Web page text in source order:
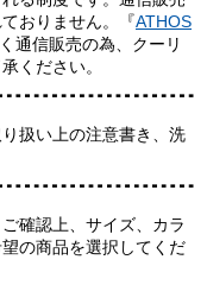
おりません。『ATHOS
通信販売の為、クーリ
ください。
扱い上の注意書き、洗
確認上、サイズ、カラ
の商品を選択してくだ